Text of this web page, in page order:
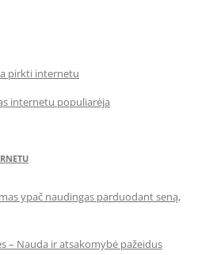
pirkti internetu
internetu populiarėja
ypač naudingas parduodant seną,
– Nauda ir atsakomybė pažeidus